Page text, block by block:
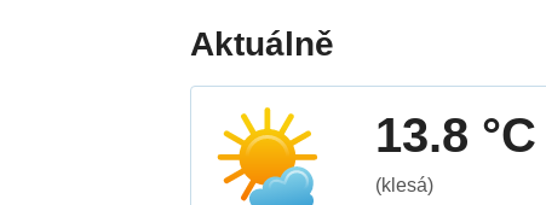
Aktuálně
13.8 °C
(klesá)